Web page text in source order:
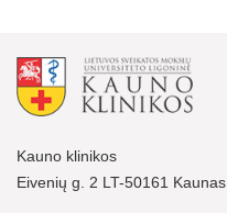
Kauno klinikos
Eivenių g. 2 LT-50161 Kaunas